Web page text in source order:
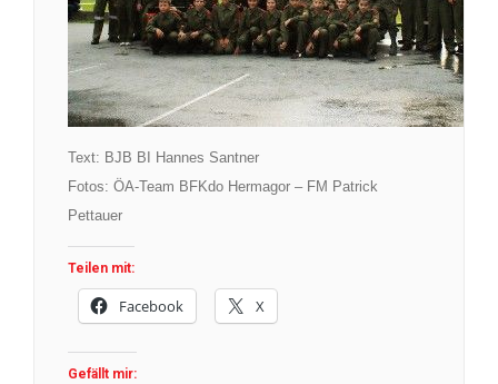
Text: BJB BI
Hannes Santner
Fotos: ÖA-Team BFKdo Hermagor – FM Patrick
Pettauer
Teilen mit:
Facebook X
Gefällt mir: